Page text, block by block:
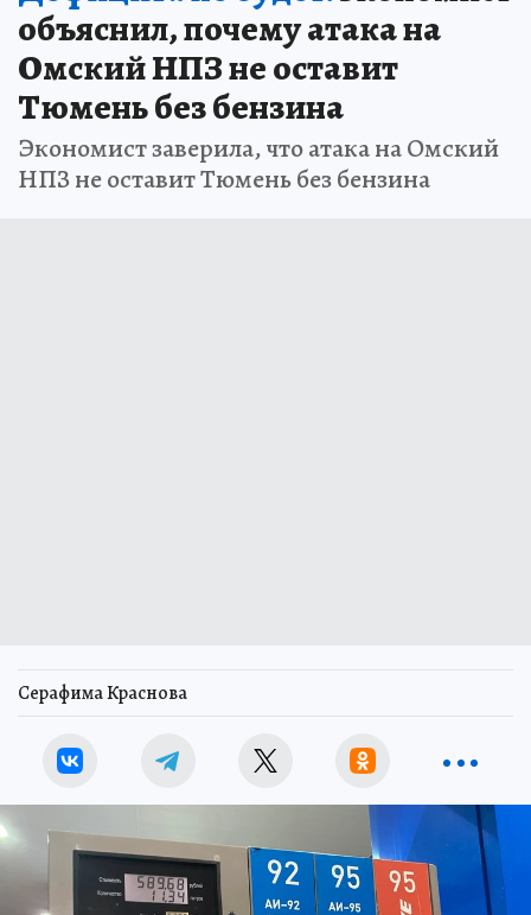
объяснил, почему атака на
Омский НПЗ не оставит
Тюмень без бензина
Экономист заверила, что атака на Омский
НПЗ не оставит Тюмень без бензина
Серафима Краснова